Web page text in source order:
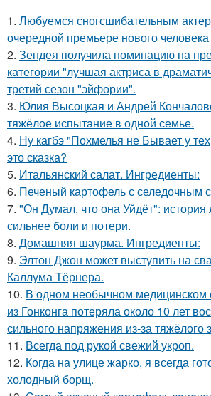
1. Любуемся сногсшибательным
очередной премьере нового человека
2. Зендея получила номинацию на
категории "лучшая актриса в
третий сезон "эйфории".
3. Юлия Высоцкая и Андрей
тяжёлое испытание в одной семье.
4. Ну кагбэ "Похмелья не Бывает у
это сказка?
5. Итальянский салат. Ингредиенты:
6. Печеный картофель с селедочным
7. "Он Думал, что она Уйдёт": история
сильнее боли и потери.
8. Домашняя шаурма. Ингредиенты:
9. Элтон Джон может выступить на
Каллума Тёрнера.
10. В одном необычном медицинском
из Гонконга потеряла около 10 лет
сильного напряжения из-за тяжёлого
11. Всегда под рукой свежий укроп.
12. Когда на улице жарко, я всегда
холодный борщ.